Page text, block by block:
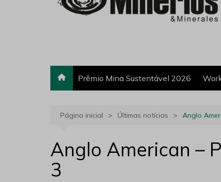
Prêmio Mina Sustentável 2026
Página inicial Últimas notícias Anglo
Anglo American –
3